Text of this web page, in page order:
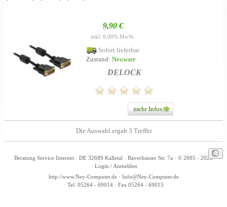
9,90 €
inkl. 0,00% MwSt.
Sofort lieferbar
Zustand:Neuware
DELOCK
mehr Infos
Die Auswahl ergab 3 Treffer
Beratung Service Internet · DE 32689 Kalletal · Baverhauser Str. 7a · © 2005 - 2026
· Login / Anmelden
http://www.Ney-Computer.de · Info@Ney-Computer.de
· Tel. 05264 - 69014 · Fax 05264 - 69015